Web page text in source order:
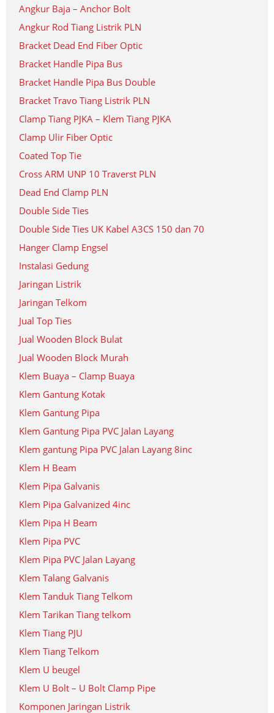
Angkur Baja – Anchor Bolt
Angkur Rod Tiang Listrik PLN
Bracket Dead End Fiber Optic
Bracket Handle Pipa Bus
Bracket Handle Pipa Bus Double
Bracket Travo Tiang Listrik PLN
Clamp Tiang PJKA – Klem Tiang PJKA
Clamp Ulir Fiber Optic
Coated Top Tie
Cross ARM UNP 10 Traverst PLN
Dead End Clamp PLN
Double Side Ties
Double Side Ties UK Kabel A3CS 150 dan 70
Hanger Clamp Engsel
Instalasi Gedung
Jaringan Listrik
Jaringan Telkom
Jual Top Ties
Jual Wooden Block Bulat
Jual Wooden Block Murah
Klem Buaya – Clamp Buaya
Klem Gantung Kotak
Klem Gantung Pipa
Klem Gantung Pipa PVC Jalan Layang
Klem gantung Pipa PVC Jalan Layang 8inc
Klem H Beam
Klem Pipa Galvanis
Klem Pipa Galvanized 4inc
Klem Pipa H Beam
Klem Pipa PVC
Klem Pipa PVC Jalan Layang
Klem Talang Galvanis
Klem Tanduk Tiang Telkom
Klem Tarikan Tiang telkom
Klem Tiang PJU
Klem Tiang Telkom
Klem U beugel
Klem U Bolt – U Bolt Clamp Pipe
Komponen Jaringan Listrik